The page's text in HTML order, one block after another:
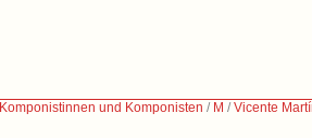
Komponistinnen und Komponisten / M /Vicente